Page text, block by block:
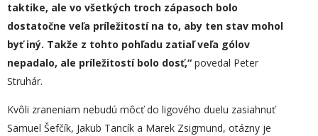
taktike, ale vo všetkých troch zápasoch bolo
dostatočne veľa príležitostí na to, aby ten stav mohol
byť iný. Takže z tohto pohľadu zatiaľ veľa gólov
nepadalo, ale príležitostí bolo dosť,“ povedal Peter
Struhár.
Kvôli zraneniam nebudú môcť do ligového duelu zasiahnuť
Samuel Šefčík, Jakub Tancík a Marek Zsigmund, otázny je